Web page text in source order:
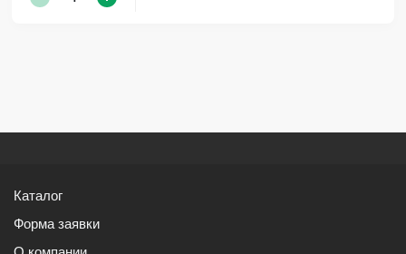
Каталог
Форма заявки